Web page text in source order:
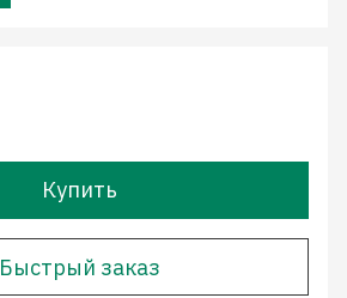
Купить
Быстрый заказ